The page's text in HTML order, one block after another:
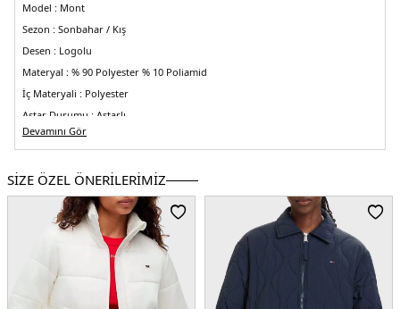
Model : Mont
Sezon : Sonbahar / Kış
Desen : Logolu
Materyal : % 90 Polyester % 10 Poliamid
İç Materyali : Polyester
Astar Durumu : Astarlı
Yaka Bilgisi :Dik Yaka
Cep Bilgisi :Cepli
Kol Bilgisi :Uzun Kol
Kalıp Bilgisi :Relaxed Fit
2DEDW0DW21658GS7.03
Devamını Gör
SİZE ÖZEL ÖNERİLERİMİZ